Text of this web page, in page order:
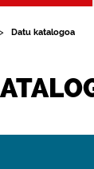
Datu katalogoa